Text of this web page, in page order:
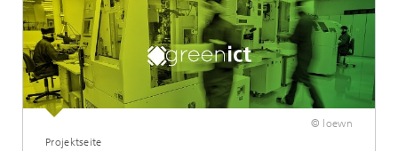
© loewn
Projektseite